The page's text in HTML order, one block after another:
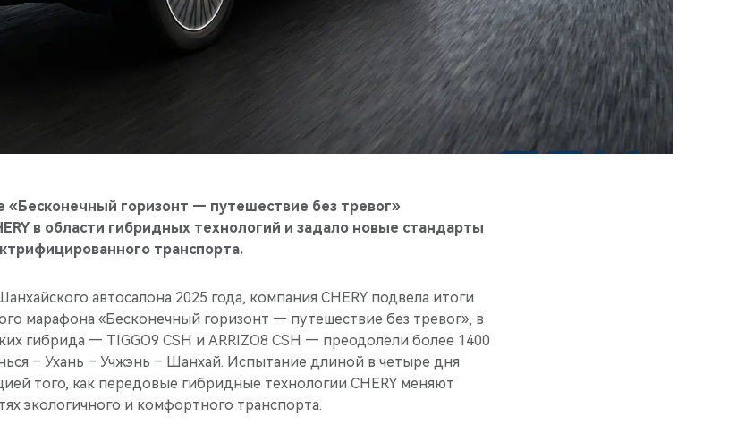
горизонт — путешествие без тревог»
в области гибридных технологий и задало новые стандарты
транспорта.
автосалона 2025 года, компания CHERY подвела итоги
марафона «Бесконечный горизонт — путешествие без тревог», в
гибрида — TIGGO9 CSH и ARRIZO8 CSH — преодолели более 1400
– Ухань – Учжэнь – Шанхай. Испытание длиной в четыре дня
того, как передовые гибридные технологии CHERY меняют
экологичного и комфортного транспорта.